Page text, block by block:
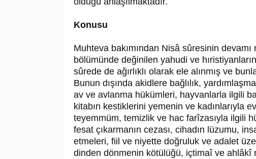
Konusu
Muhteva bakımından Nisâ sûresinin
bölümünde değinilen yahudi ve
sûrede de ağırlıklı olarak ele alınmış ve
Bunun dışında akidlere bağlılık,
av ve avlanma hükümleri, hayvanlarla ilgili
kitabın kestiklerini yemenin ve kadınlarıyla
teyemmüm, temizlik ve hac farîzasıyla ilgili
fesat çıkarmanın cezası, cihadın lüzumu,
etmeleri, fiil ve niyette doğruluk ve adalet
dinden dönmenin kötülüğü, içtimaî ve ahlâkî